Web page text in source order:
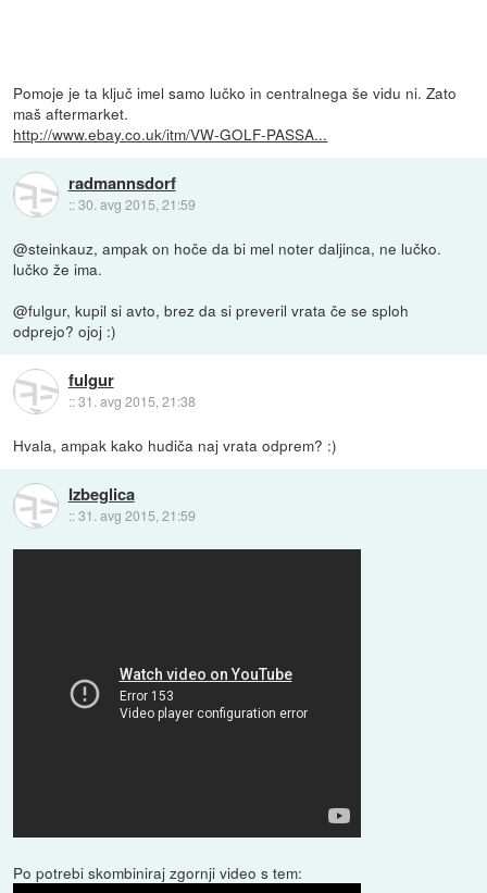
Pomoje je ta ključ imel samo lučko in centralnega še vidu ni. Zato
maš aftermarket.
http://www.ebay.co.uk/itm/VW-GOLF-PASSA...
radmannsdorf
::30. avg 2015, 21:59
@steinkauz, ampak on hoče da bi mel noter daljinca, ne lučko.
lučko že ima.
@fulgur, kupil si avto, brez da si preveril vrata če se sploh
odprejo? ojoj :)
fulgur
::31. avg 2015, 21:38
Hvala, ampak kako hudiča naj vrata odprem? :)
Izbeglica
::31. avg 2015, 21:59
Po potrebi skombiniraj zgornji video s tem: